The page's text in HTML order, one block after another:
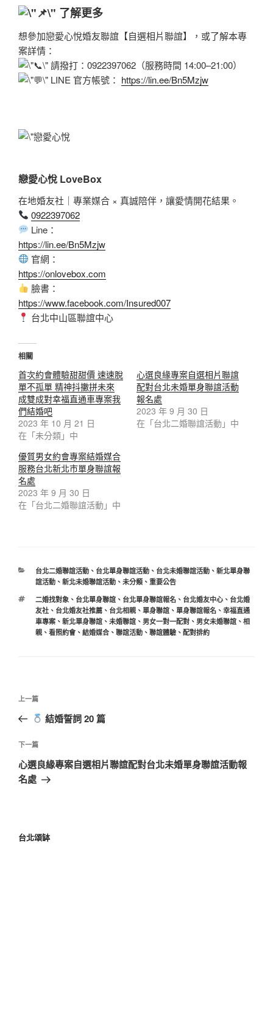
了解更多
想參加戀愛心悅婚友聯誼【自選相片聯誼】，或了解本專
案詳情：
請撥打：0922397062（服務時間 14:00–21:00）
LINE 官方帳號： https://lin.ee/Bn5Mzjw
戀愛心悅 LoveBox
在地婚友社｜專業媒合 × 真誠陪伴，讓愛情開花結果。
0922397062
Line：
https://lin.ee/Bn5Mzjw
官網：
https://onlovebox.com
臉書：
https://www.facebook.com/Insured007
台北中山區聯誼中心
相關
首次約會體驗甜甜價 速速脫
單不孤單 精神抖擻拼未來
成雙成對幸福直通車專案我
們結婚吧
2023 年 10 月 21 日
在「未分類」中
心選良緣專案自選相片聯誼
配對台北未婚單身聯誼活動
報名處
2023 年 9 月 30 日
在「台北二婚聯誼活動」中
優質男女約會專案結婚媒合
服務台北新北市單身聯誼報
名處
2023 年 9 月 30 日
在「台北二婚聯誼活動」中
台北二婚聯誼活動、 台北單身聯誼活動、 台北未婚聯誼活動、 新北單身聯
誼活動、 新北未婚聯誼活動、 未分類、 重要公告
二婚找對象 、 台北單身聯誼、 台北單身聯誼報名、 台北婚友中心、 台北婚
友社、 台北婚友社推薦、 台北相親、 單身聯誼、 單身聯誼報名、 幸福直通
車專案、 新北單身聯誼、 未婚聯誼、 男女一對一配對、 男女未婚聯誼、 相
親、 看照約會、 結婚媒合、 聯誼活動、 聯誼體驗、 配對排約
上一篇
結婚誓詞 20 篇
下一篇
心選良緣專案自選相片聯誼配對台北未婚單身聯誼活動報
名處
台北頌缽